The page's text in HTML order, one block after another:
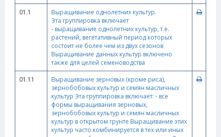
01.1
Выращивание однолетних культур.
Эта группировка включает
- выращивание однолетних культур, т.е.
растений, вегетативный период которых
состоит не более чем из двух сезонов
Выращивание данных культур включено
также для целей семеноводства
01.11
Выращивание зерновых (кроме риса),
зернобобовых культур и семян масличных
культур Эта группировка включает: - все
формы выращивания зерновых,
зернобобовых культур и семян масличных
культур в открытом грунте Выращивание этих
культур часто комбинируется в тех или иных